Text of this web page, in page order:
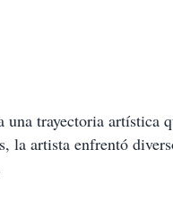
una trayectoria artística
la artista enfrentó